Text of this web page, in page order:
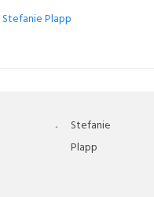
Stefanie Plapp